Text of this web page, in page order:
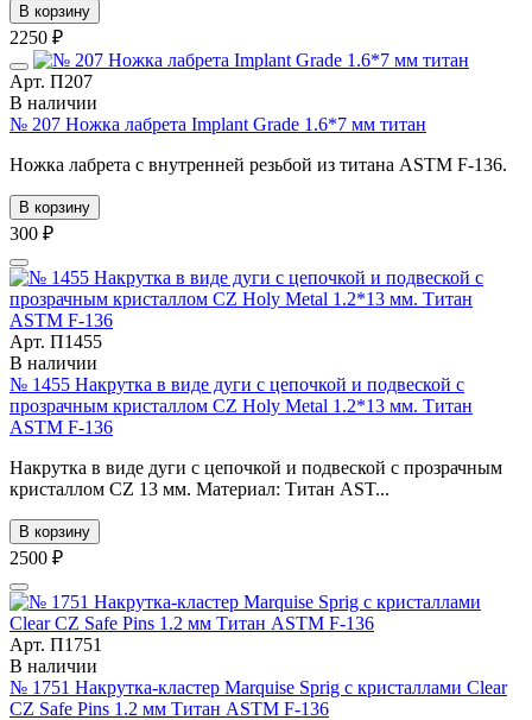
В корзину
2250 ₽
Арт. П207
В наличии
№ 207 Ножка лабрета Implant Grade 1.6*7 мм титан
Ножка лабрета с внутренней резьбой из титана ASTM F-136.
В корзину
300 ₽
Арт. П1455
В наличии
№ 1455 Накрутка в виде дуги с цепочкой и подвеской с
прозрачным кристаллом CZ Holy Metal 1.2*13 мм. Титан
ASTM F-136
Накрутка в виде дуги с цепочкой и подвеской с прозрачным
кристаллом CZ 13 мм. Материал: Титан AST...
В корзину
2500 ₽
Арт. П1751
В наличии
№ 1751 Накрутка-кластер Marquise Sprig с кристаллами Clear
CZ Safe Pins 1.2 мм Титан ASTM F-136